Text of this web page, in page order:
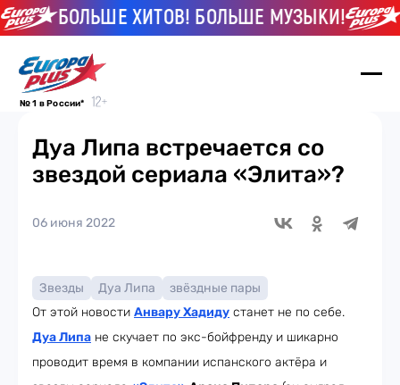
БОЛЬШЕ ХИТОВ! БОЛЬШЕ МУЗЫКИ!
№ 1 в России*
Дуа Липа встречается со
звездой сериала «Элита»?
06 июня 2022
Звезды Дуа Липа
звёздные пары
От этой новости Анвару Хадиду станет не по себе.
Дуа Липа не скучает по экс-бойфренду и шикарно
проводит время в компании испанского актёра и